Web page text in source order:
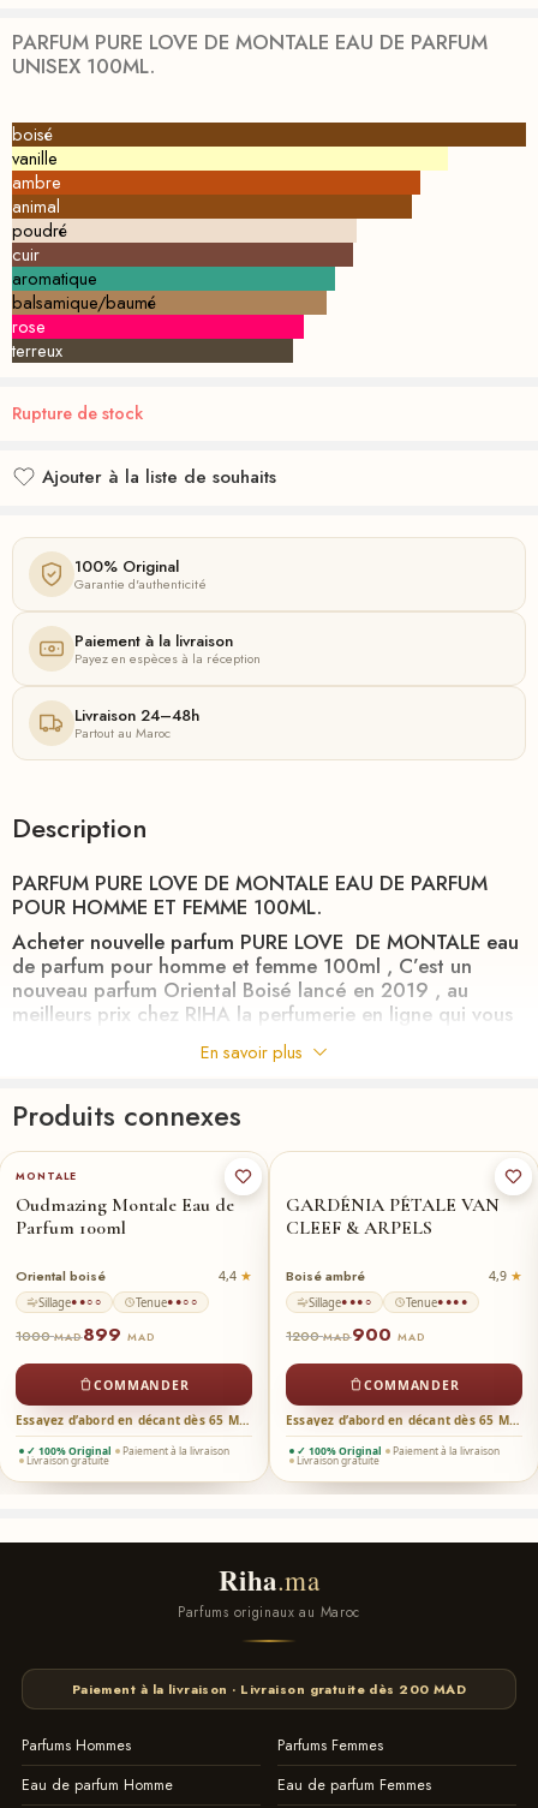
PARFUM PURE LOVE DE MONTALE EAU DE PARFUM
UNISEX 100ML.
boisé
vanille
ambre
animal
poudré
cuir
aromatique
balsamique/baumé
rose
terreux
Rupture de stock
Ajouter à la liste de souhaits
100% Original
Garantie d'authenticité
Paiement à la livraison
Payez en espèces à la réception
Livraison 24–48h
Partout au Maroc
Description
PARFUM PURE LOVE DE MONTALE EAU DE PARFUM
POUR HOMME ET FEMME 100ML.
Acheter nouvelle parfum PURE LOVE DE MONTALE eau
de parfum pour homme et femme 100ml , C’est un
nouveau parfum Oriental Boisé lancé en 2019 , au
meilleurs prix chez RIHA la perfumerie en ligne qui vous
livre partout au MAROC en 24h.
Le parfum Pure Love de montal pour hommes et femmes
mieux? Et bien c’est un arôme mis en valeur par un
bouquet de tons parfumés poudrés, doux et boisés qui
apporteront une sensation parfumée sensuelle,
chaleureuse et réconfortante. En l’examinant de plus
près une fois appliqué, vous remarquerez une qualité
persistante de balsamique parfumé plus doux, d’animaux
sauvages et de notes crémeuses qui cachent une
essence de sentiments naturels, frais et apaisants , pour
plus des parfums oriental boisé au meilleurs prix au
maroc voir notre collection FAMILLE /BOISÉ.
En savoir plus
Produits connexes
MONTALE
Oudmazing Montale Eau de
Parfum 100ml
Oriental boisé 4,4
Sillage●●○○ Tenue●●○○
1000MAD899 MAD
COMMANDER
Essayez d’abord en décant dès 65 MAD →
✓ 100% Original Paiement à la livraison
Livraison gratuite
GARDÉNIA PÉTALE VAN
CLEEF & ARPELS
Boisé ambré 4,9
Sillage●●●○ Tenue●●●●
1200MAD900 MAD
COMMANDER
Essayez d’abord en décant dès 65 MAD →
✓ 100% Original Paiement à la livraison
Livraison gratuite
Riha.ma
Parfums originaux au Maroc
Paiement à la livraison · Livraison gratuite dès 200 MAD
Parfums Hommes
Parfums Femmes
Eau de parfum Homme
Eau de parfum Femmes